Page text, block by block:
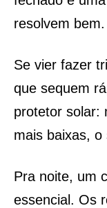
resolvem bem.
Se vier fazer
que sequem
protetor solar:
mais baixas, o
Pra noite, um
essencial. Os